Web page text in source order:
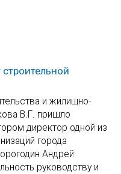
и жилищно-
В.Г. пришло
директор одной из
города
Андрей
руководству и